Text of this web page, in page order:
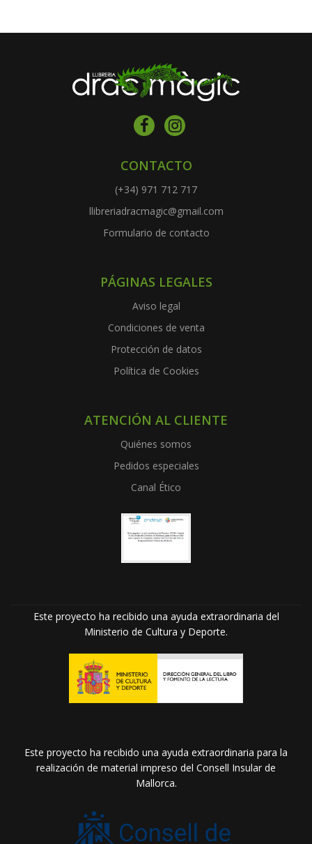
CONTACTO
(+34) 971 712 717
llibreriadracmagic@gmail.com
Formulario de contacto
PÁGINAS LEGALES
Aviso legal
Condiciones de venta
Protección de datos
Política de Cookies
ATENCIÓN AL CLIENTE
Quiénes somos
Pedidos especiales
Canal Ético
Este proyecto ha recibido una ayuda extraordinaria del
Ministerio de Cultura y Deporte.
Este proyecto ha recibido una ayuda extraordinaria para la
realización de material impreso del Consell Insular de
Mallorca.